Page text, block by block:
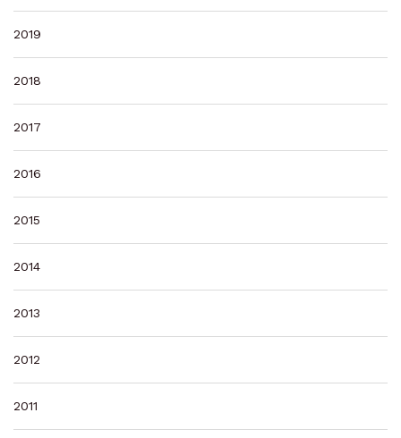
2019
2018
2017
2016
2015
2014
2013
2012
2011